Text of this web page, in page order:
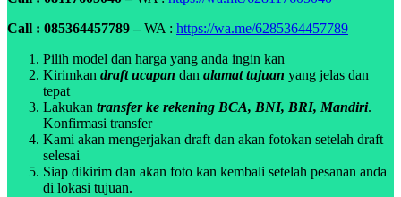
Call : 085364457789 –WA : https://wa.me/6285364457789
Pilih model dan harga yang anda ingin kan
Kirimkan draft ucapan dan alamat tujuan yang jelas dan
tepat
Lakukan transfer ke rekening BCA, BNI, BRI, Mandiri.
Konfirmasi transfer
Kami akan mengerjakan draft dan akan fotokan setelah draft
selesai
Siap dikirim dan akan foto kan kembali setelah pesanan anda
di lokasi tujuan.